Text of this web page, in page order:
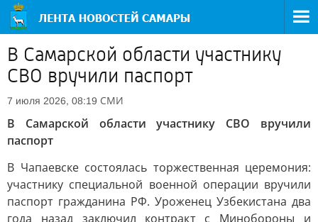
В Самарской области участнику
СВО вручили паспорт
7 июля 2026, 08:19 СМИ
В Самарской области участнику СВО вручили
паспорт
В Чапаевске состоялась торжественная церемония:
участнику специальной военной операции вручили
паспорт гражданина РФ. Уроженец Узбекистана два
года назад заключил контракт с Минобороны и